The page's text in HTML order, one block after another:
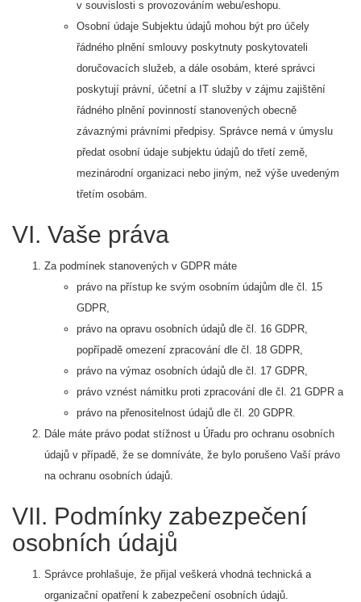
v souvislosti s provozováním webu/eshopu.
Osobní údaje Subjektu údajů mohou být pro účely
řádného plnění smlouvy poskytnuty poskytovateli
doručovacích služeb, a dále osobám, které správci
poskytují právní, účetní a IT služby v zájmu zajištění
řádného plnění povinností stanovených obecně
závaznými právními předpisy. Správce nemá v úmyslu
předat osobní údaje subjektu údajů do třetí země,
mezinárodní organizaci nebo jiným, než výše uvedeným
třetím osobám.
VI. Vaše práva
Za podmínek stanovených v GDPR máte
právo na přístup ke svým osobním údajům dle čl. 15
GDPR,
právo na opravu osobních údajů dle čl. 16 GDPR,
popřípadě omezení zpracování dle čl. 18 GDPR,
právo na výmaz osobních údajů dle čl. 17 GDPR,
právo vznést námitku proti zpracování dle čl. 21 GDPR a
právo na přenositelnost údajů dle čl. 20 GDPR.
Dále máte právo podat stížnost u Úřadu pro ochranu osobních
údajů v případě, že se domníváte, že bylo porušeno Vaší právo
na ochranu osobních údajů.
VII. Podmínky zabezpečení
osobních údajů
Správce prohlašuje, že přijal veškerá vhodná technická a
organizační opatření k zabezpečení osobních údajů.